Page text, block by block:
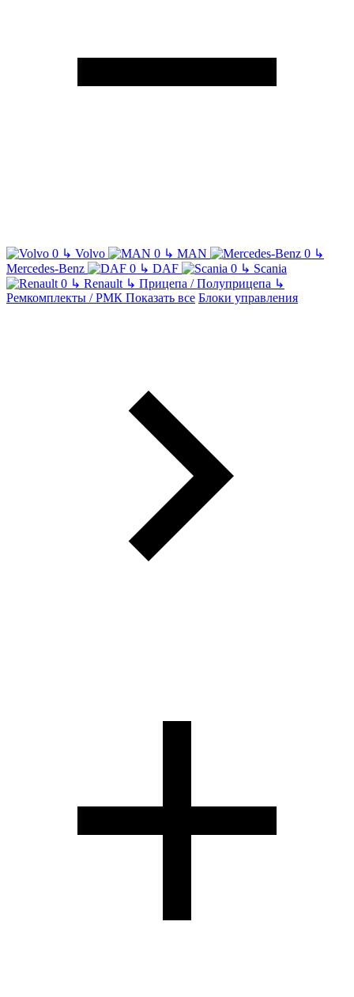
↳ Volvo ↳ MAN
↳
Mercedes-Benz
↳ DAF ↳ Scania
↳ Renault ↳ Прицепа / Полуприцепа ↳
Ремкомплекты / РМК Показать все Блоки управления